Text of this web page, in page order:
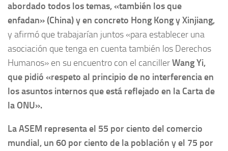
abordado todos los temas, «también los que
enfadan» (China) y en concreto Hong Kong y Xinjiang,
y afirmó que trabajarían juntos «para establecer una
asociación que tenga en cuenta también los Derechos
Humanos» en su encuentro con el cancillerWang Yi,
que pidió «respeto al principio de no interferencia en
los asuntos internos que está reflejado en la Carta de
la ONU».
La ASEM representa el 55 por ciento del comercio
mundial, un 60 por ciento de la población y el 75 por